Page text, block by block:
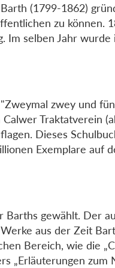
(1799-1862)
zu können.
Im selben Jahr
zwey und
Traktatverein
Dieses
Exemplare auf
gewählt. Der
aus der Zeit
Bereich, wie die
„Erläuterungen zum